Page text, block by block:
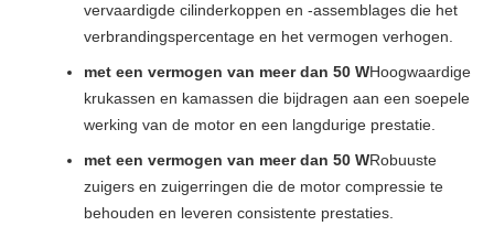
vervaardigde cilinderkoppen en -assemblages die het
verbrandingspercentage en het vermogen verhogen.
met een vermogen van meer dan 50 WHoogwaardige
krukassen en kamassen die bijdragen aan een soepele
werking van de motor en een langdurige prestatie.
met een vermogen van meer dan 50 WRobuuste
zuigers en zuigerringen die de motor compressie te
behouden en leveren consistente prestaties.